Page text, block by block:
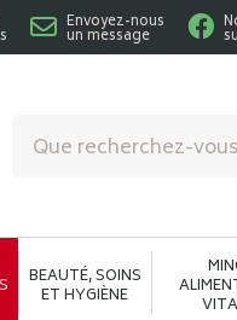
Envoyez-nous
un message
BEAUTÉ, SOINS
ET HYGIÈNE